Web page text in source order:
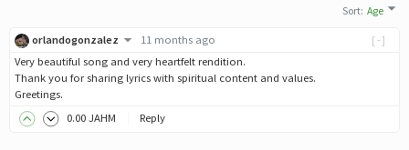
Sort:Age
[-]
orlandogonzalez
11 months ago
Very beautiful song and very heartfelt rendition.
Thank you for sharing lyrics with spiritual content and values.
Greetings.
0.00 JAHM Reply